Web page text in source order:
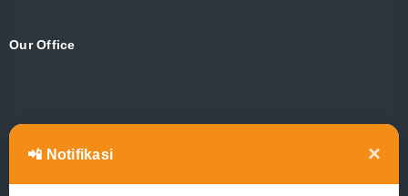
Our Office
📲 Notifikasi ×